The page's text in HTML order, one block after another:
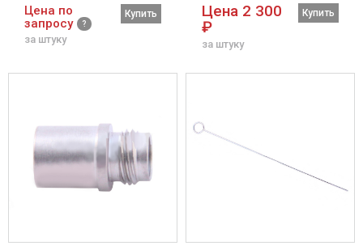
Цена по
запросу
за штуку
Купить
Цена 2 300
₽
за штуку
Купить